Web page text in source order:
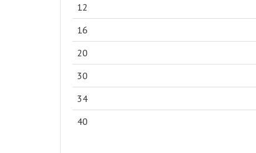
12
16
20
30
34
40